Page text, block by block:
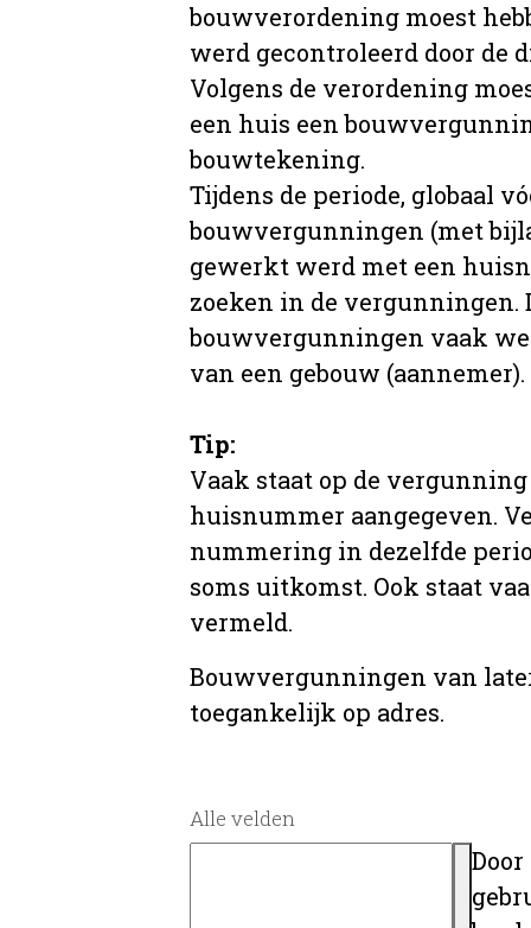
bouwverordening moest
werd gecontroleerd door de
Volgens de verordening
een huis een
bouwtekening.
Tijdens de periode, globaal
bouwvergunningen (met
gewerkt werd met een
zoeken in de vergunningen.
bouwvergunningen vaak
van een gebouw (aannemer).
Tip:
Vaak staat op de
huisnummer aangegeven.
nummering in dezelfde
soms uitkomst. Ook staat
vermeld.
Bouwvergunningen van
toegankelijk op adres.
Alle velden